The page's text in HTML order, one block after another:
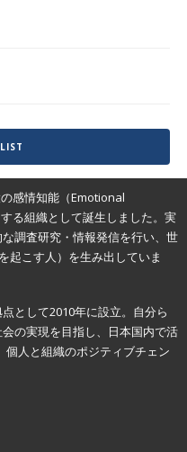
感情知能（Emotional
る組織として誕生しました。実
調査研究・情報発信を行い、世
起こす人）を生み出していま
として2010年に設立。自分ら
の実現を目指し、日本国内で活
個人と組織のポジティブチェン